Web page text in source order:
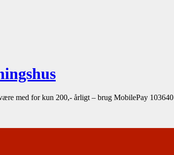
med for kun 200,- årligt – brug MobilePay 103640